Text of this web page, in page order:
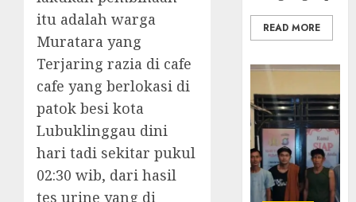
itu adalah warga
Muratara yang
Terjaring razia di cafe
cafe yang berlokasi di
patok besi kota
Lubuklinggau dini
hari tadi sekitar pukul
02:30 wib, dari hasil
tes urine yang di
READ MORE